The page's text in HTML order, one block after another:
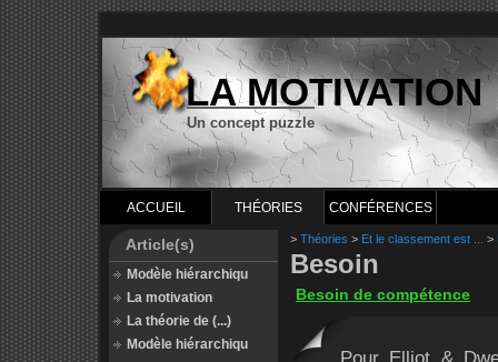
LA MOTIVATION
Un concept puzzle
ACCUEIL THÉORIES CONFÉRENCES
Article(s)
Modèle hiérarchiqu
La motivation
La théorie de (...)
Modèle hiérarchiqu
> Théories > Et le classement est ... >
Besoin
Besoin de compétence
Pour Elliot &